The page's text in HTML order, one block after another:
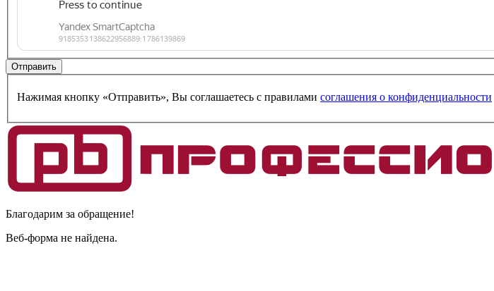
Нажимая кнопку «Отправить», Вы соглашаетесь c правилами соглашения о конфиденциальности
Благодарим за обращение!
Веб-форма не найдена.